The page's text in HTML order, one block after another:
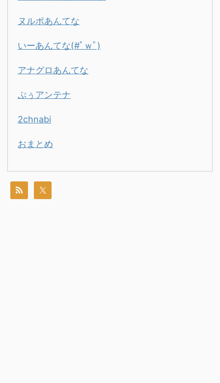
ヌルポあんてな
いーあんてな(#ﾟｗﾟ)
アナグロあんてな
ぷぅアンテナ
2chnabi
おまとめ